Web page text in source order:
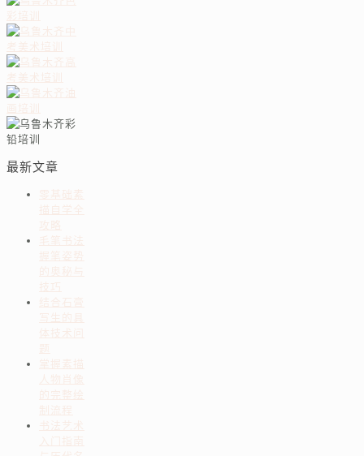
最新文章
零基础素
描自学全
攻略
毛笔书法
握笔姿势
的奥秘与
技巧
结合石膏
写生的具
体技术问
掌握素描
人物肖像
的完整绘
制流程
书法艺术
入门指南